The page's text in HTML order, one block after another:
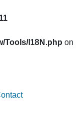
11
Tools/I18N.php on